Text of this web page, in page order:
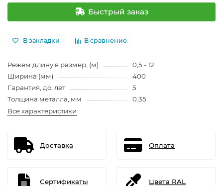
Быстрый заказ
В закладки В сравнение
Режем длину в размер, (м)
0,5 - 12
Ширина (мм)
400
Гарантия, до, лет
5
Толщина металла, мм
0.35
Все характеристики
Доставка Оплата
Сертификаты Цвета RAL